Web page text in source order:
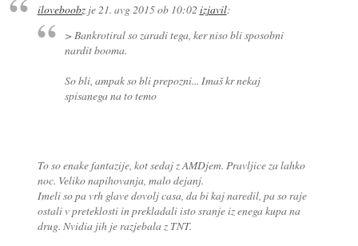
iloveboobzje 21. avg 2015 ob 10:02 izjavil:
> Bankrotiral so zaradi tega, ker niso bli sposobni
nardit booma.
So bli, ampak so bli prepozni... Imaš kr nekaj
spisanega na to temo
To so enake fantazije, kot sedaj z AMDjem. Pravljice za lahko
noc. Veliko napihovanja, malo dejanj.
Imeli so pa vrh glave dovolj casa, da bi kaj naredil, pa so raje
ostali v preteklosti in prekladali isto sranje iz enega kupa na
drug. Nvidia jih je razjebala z TNT.